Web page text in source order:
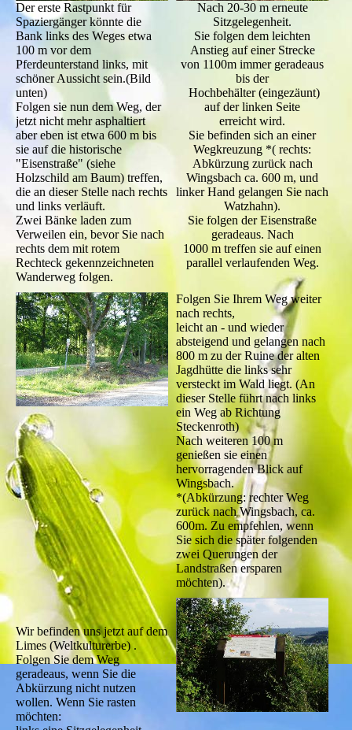
Der erste Rastpunkt für
Spaziergänger könnte die
Bank links des Weges etwa
100 m vor dem
Pferdeunterstand links, mit
schöner Aussicht sein.(Bild
unten)
Folgen sie nun dem Weg, der
jetzt nicht mehr asphaltiert
aber eben ist etwa 600 m bis
sie auf die historische
"Eisenstraße" (siehe
Holzschild am Baum) treffen,
die an dieser Stelle nach rechts
und links verläuft.
Zwei Bänke laden zum
Verweilen ein, bevor Sie nach
rechts dem mit rotem
Rechteck gekennzeichneten
Wanderweg folgen.
Nach 20-30 m erneute
Sitzgelegenheit.
Sie folgen dem leichten
Anstieg auf einer Strecke
von 1100m immer geradeaus
bis der
Hochbehälter (eingezäunt)
auf der linken Seite
erreicht wird.
Sie befinden sich an einer
Wegkreuzung *( rechts:
Abkürzung zurück nach
Wingsbach ca. 600 m, und
linker Hand gelangen Sie nach
Watzhahn).
Sie folgen der Eisenstraße
geradeaus. Nach
1000 m treffen sie auf einen
parallel verlaufenden Weg.
Folgen Sie Ihrem Weg weiter
nach rechts,
leicht an - und wieder
absteigend und gelangen nach
800 m zu der Ruine der alten
Jagdhütte die links sehr
versteckt im Wald liegt. (An
dieser Stelle führt nach links
ein Weg ab Richtung
Steckenroth)
Nach weiteren 100 m
genießen sie einen
hervorragenden Blick auf
Wingsbach.
*(Abkürzung: rechter Weg
zurück nach Wingsbach, ca.
600m. Zu empfehlen, wenn
Sie sich die später folgenden
zwei Querungen der
Landstraßen ersparen
möchten).
Wir befinden uns jetzt auf dem
Limes (Weltkulturerbe) .
Folgen Sie dem Weg
geradeaus, wenn Sie die
Abkürzung nicht nutzen
wollen. Wenn Sie rasten
möchten: